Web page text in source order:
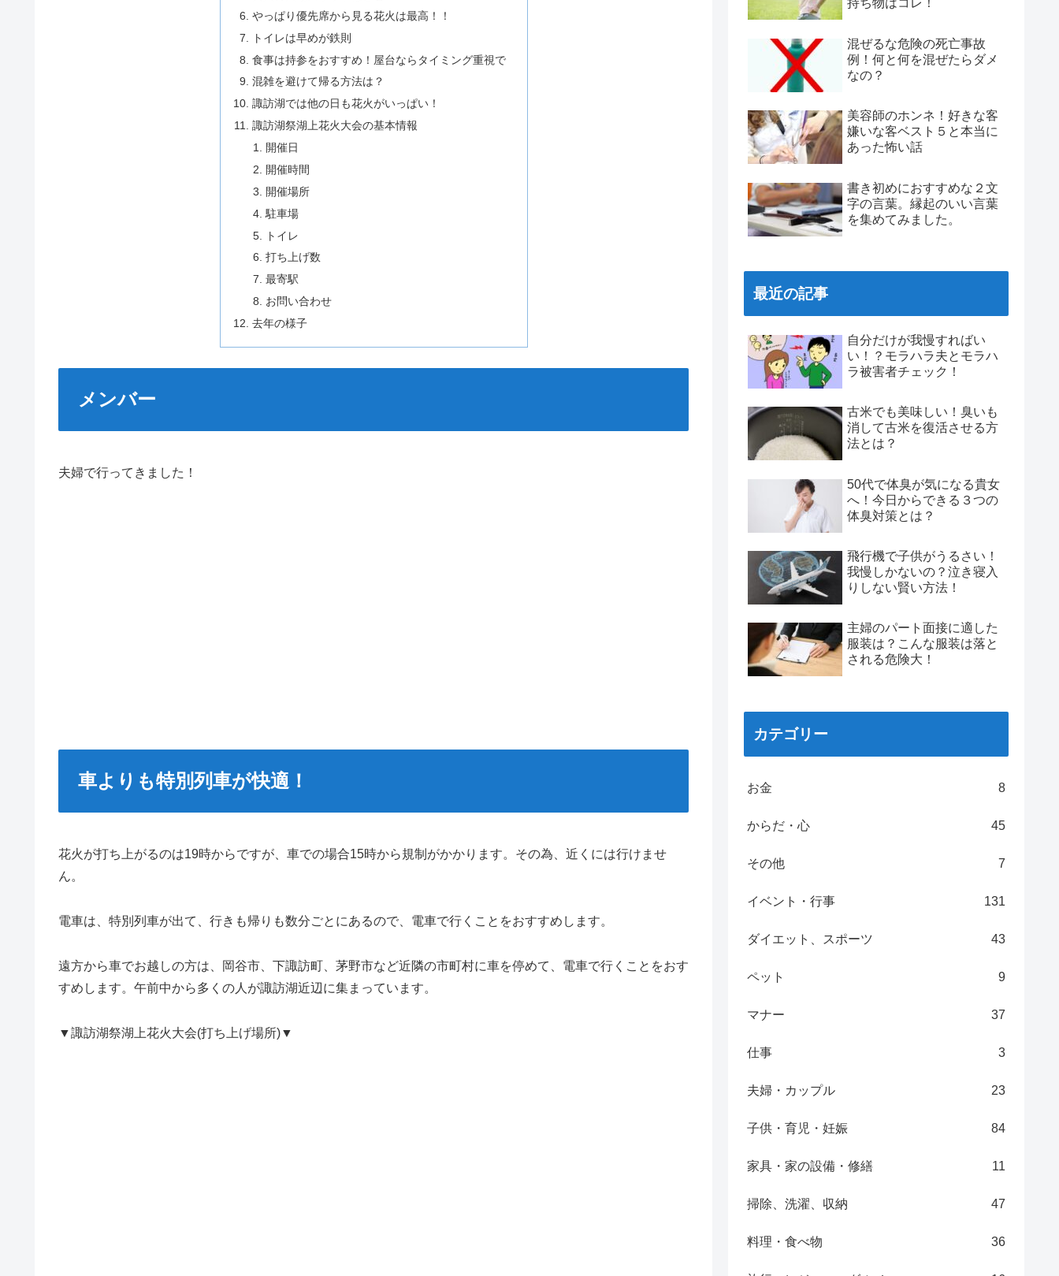
やっぱり優先席から見る花火は最高！！
トイレは早めが鉄則
食事は持参をおすすめ！屋台ならタイミング重視で
混雑を避けて帰る方法は？
諏訪湖では他の日も花火がいっぱい！
諏訪湖祭湖上花火大会の基本情報
開催日
開催時間
開催場所
駐車場
トイレ
打ち上げ数
最寄駅
お問い合わせ
去年の様子
メンバー
夫婦で行ってきました！
車よりも特別列車が快適！
花火が打ち上がるのは19時からですが、車での場合15時から規制がかかります。その為、近くには行けませ
ん。
電車は、特別列車が出て、行きも帰りも数分ごとにあるので、電車で行くことをおすすめします。
遠方から車でお越しの方は、岡谷市、下諏訪町、茅野市など近隣の市町村に車を停めて、電車で行くことをおす
すめします。午前中から多くの人が諏訪湖近辺に集まっています。
▼諏訪湖祭湖上花火大会(打ち上げ場所)▼
持ち物はコレ！
混ぜるな危険の死亡事故
例！何と何を混ぜたらダメ
なの？
美容師のホンネ！好きな客
嫌いな客ベスト５と本当に
あった怖い話
書き初めにおすすめな２文
字の言葉。縁起のいい言葉
を集めてみました。
最近の記事
自分だけが我慢すればい
い！？モラハラ夫とモラハ
ラ被害者チェック！
古米でも美味しい！臭いも
消して古米を復活させる方
法とは？
50代で体臭が気になる貴女
へ！今日からできる３つの
体臭対策とは？
飛行機で子供がうるさい！
我慢しかないの？泣き寝入
りしない賢い方法！
主婦のパート面接に適した
服装は？こんな服装は落と
される危険大！
カテゴリー
お金 8
からだ・心 45
その他 7
イベント・行事 131
ダイエット、スポーツ 43
ペット 9
マナー 37
仕事 3
夫婦・カップル 23
子供・育児・妊娠 84
家具・家の設備・修繕 11
掃除、洗濯、収納 47
料理・食べ物 36